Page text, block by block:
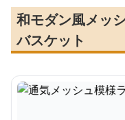
和モダン風メッ
バスケット